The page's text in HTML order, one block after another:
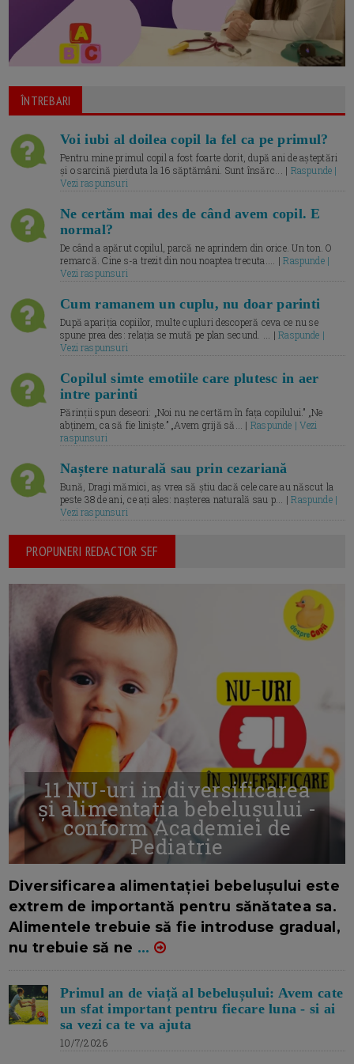
ÎNTREBARI
Voi iubi al doilea copil la fel ca pe primul?
Pentru mine primul copil a fost foarte dorit, după ani de așteptări
și o sarcină pierduta la 16 săptămâni. Sunt însărc... | Raspunde |
Vezi raspunsuri
Ne certăm mai des de când avem copil. E
normal?
De când a apărut copilul, parcă ne aprindem din orice. Un ton. O
remarcă. Cine s-a trezit din nou noaptea trecuta.... |Raspunde |
Vezi raspunsuri
Cum ramanem un cuplu, nu doar parinti
După apariția copiilor, multe cupluri descoperă ceva ce nu se
spune prea des: relația se mută pe plan secund. ... |Raspunde |
Vezi raspunsuri
Copilul simte emotiile care plutesc in aer
intre parinti
Părinții spun deseori: „Noi nu ne certăm în fața copilului.” „Ne
abținem, ca să fie liniște.” „Avem grijă să... | Raspunde | Vezi
raspunsuri
Naștere naturală sau prin cezariană
Bună, Dragi mămici, aș vrea să știu dacă cele care au născut la
peste 38 de ani, ce ați ales: nașterea naturală sau p... |Raspunde |
Vezi raspunsuri
PROPUNERI REDACTOR SEF
11 NU-uri in diversificarea
și alimentația bebelușului -
conform Academiei de
Pediatrie
Diversificarea alimentației bebelușului este
extrem de importantă pentru sănătatea sa.
Alimentele trebuie să fie introduse gradual,
nu trebuie să ne ...
Primul an de viață al bebelușului: Avem cate
un sfat important pentru fiecare luna - si ai
sa vezi ca te va ajuta
10/7/2026